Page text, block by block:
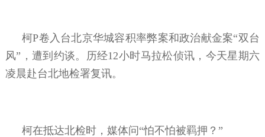
柯P卷入台北京华城容积率弊案和政治献金案“双台
风”，遭到约谈。历经12小时马拉松侦讯，今天星期六
凌晨赴台北地检署复讯。
柯在抵达北检时，媒体问“怕不怕被羁押？”